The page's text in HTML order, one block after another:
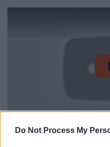
Do Not Process My